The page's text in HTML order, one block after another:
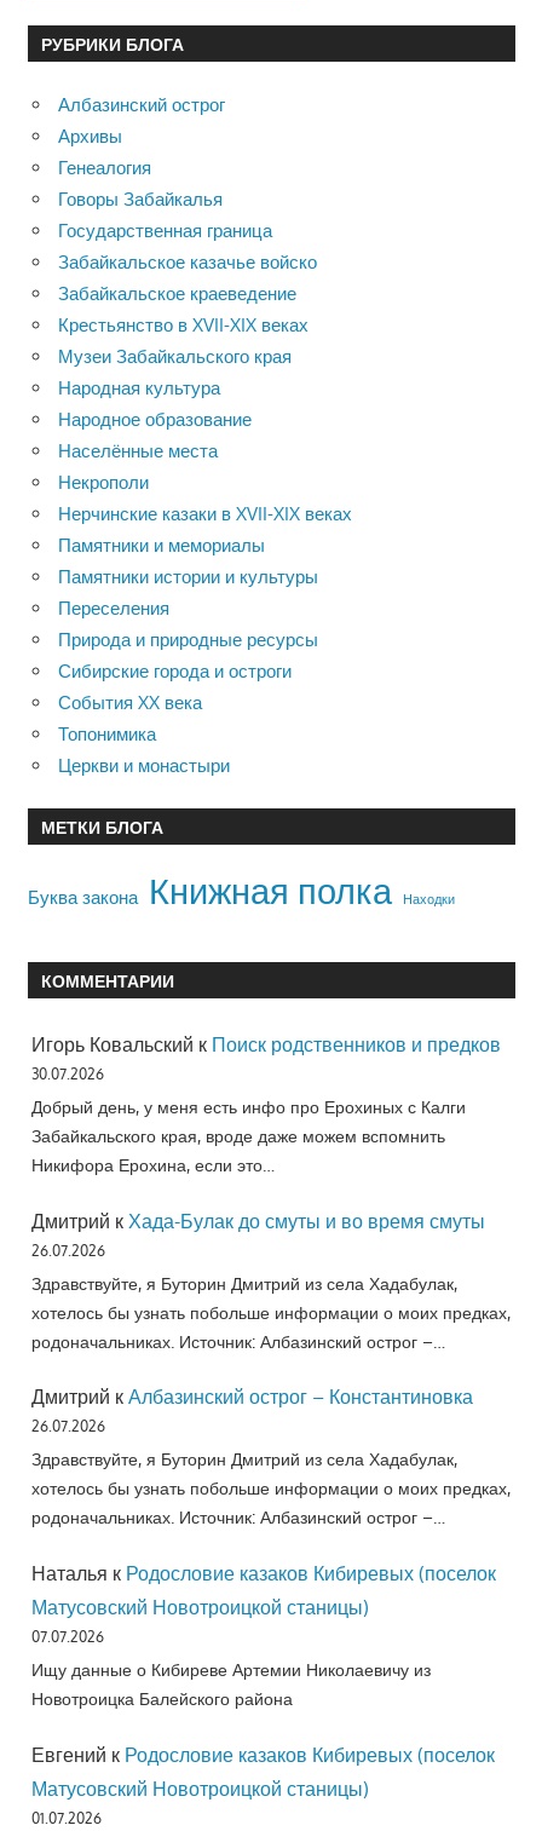
РУБРИКИ БЛОГА
Албазинский острог
Архивы
Генеалогия
Говоры Забайкалья
Государственная граница
Забайкальское казачье войско
Забайкальское краеведение
Крестьянство в XVII-XIX веках
Музеи Забайкальского края
Народная культура
Народное образование
Населённые места
Некрополи
Нерчинские казаки в XVII-XIX веках
Памятники и мемориалы
Памятники истории и культуры
Переселения
Природа и природные ресурсы
Сибирские города и остроги
События XX века
Топонимика
Церкви и монастыри
МЕТКИ БЛОГА
Буква закона Книжная полка Находки
КОММЕНТАРИИ
Игорь Ковальский к Поиск родственников и предков
30.07.2026
Добрый день, у меня есть инфо про Ерохиных с Калги
Забайкальского края, вроде даже можем вспомнить
Никифора Ерохина, если это…
Дмитрий к Хада-Булак до смуты и во время смуты
26.07.2026
Здравствуйте, я Буторин Дмитрий из села Хадабулак,
хотелось бы узнать побольше информации о моих предках,
родоначальниках. Источник: Албазинский острог –…
Дмитрий к Албазинский острог – Константиновка
26.07.2026
Здравствуйте, я Буторин Дмитрий из села Хадабулак,
хотелось бы узнать побольше информации о моих предках,
родоначальниках. Источник: Албазинский острог –…
Наталья к Родословие казаков Кибиревых (поселок
Матусовский Новотроицкой станицы)
07.07.2026
Ищу данные о Кибиреве Артемии Николаевичу из
Новотроицка Балейского района
Евгений к Родословие казаков Кибиревых (поселок
Матусовский Новотроицкой станицы)
01.07.2026